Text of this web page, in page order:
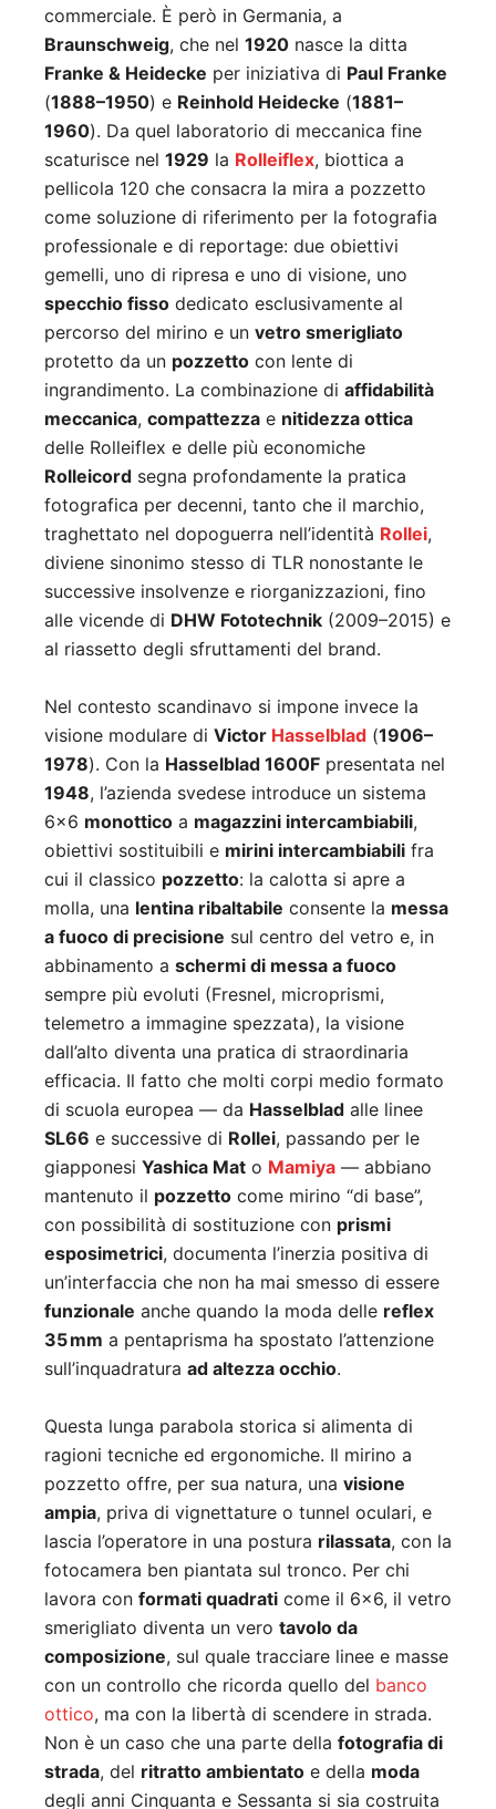
commerciale. È però in Germania, a
Braunschweig, che nel 1920 nasce la ditta
Franke & Heidecke per iniziativa di Paul Franke
(1888–1950) e Reinhold Heidecke (1881–
1960). Da quel laboratorio di meccanica fine
scaturisce nel 1929 la Rolleiflex, biottica a
pellicola 120 che consacra la mira a pozzetto
come soluzione di riferimento per la fotografia
professionale e di reportage: due obiettivi
gemelli, uno di ripresa e uno di visione, uno
specchio fisso dedicato esclusivamente al
percorso del mirino e un vetro smerigliato
protetto da un pozzetto con lente di
ingrandimento. La combinazione di affidabilità
meccanica, compattezza e nitidezza ottica
delle Rolleiflex e delle più economiche
Rolleicord segna profondamente la pratica
fotografica per decenni, tanto che il marchio,
traghettato nel dopoguerra nell’identità Rollei,
diviene sinonimo stesso di TLR nonostante le
successive insolvenze e riorganizzazioni, fino
alle vicende di DHW Fototechnik (2009–2015) e
al riassetto degli sfruttamenti del brand.
Nel contesto scandinavo si impone invece la
visione modulare di Victor Hasselblad (1906–
1978). Con la Hasselblad 1600F presentata nel
1948, l’azienda svedese introduce un sistema
6×6 monottico a magazzini intercambiabili,
obiettivi sostituibili e mirini intercambiabili fra
cui il classico pozzetto: la calotta si apre a
molla, una lentina ribaltabile consente la messa
a fuoco di precisione sul centro del vetro e, in
abbinamento a schermi di messa a fuoco
sempre più evoluti (Fresnel, microprismi,
telemetro a immagine spezzata), la visione
dall’alto diventa una pratica di straordinaria
efficacia. Il fatto che molti corpi medio formato
di scuola europea — da Hasselblad alle linee
SL66 e successive di Rollei, passando per le
giapponesi Yashica Mat o Mamiya — abbiano
mantenuto il pozzetto come mirino “di base”,
con possibilità di sostituzione con prismi
esposimetrici, documenta l’inerzia positiva di
un’interfaccia che non ha mai smesso di essere
funzionale anche quando la moda delle reflex
35 mm a pentaprisma ha spostato l’attenzione
sull’inquadratura ad altezza occhio.
Questa lunga parabola storica si alimenta di
ragioni tecniche ed ergonomiche. Il mirino a
pozzetto offre, per sua natura, una visione
ampia, priva di vignettature o tunnel oculari, e
lascia l’operatore in una postura rilassata, con la
fotocamera ben piantata sul tronco. Per chi
lavora con formati quadrati come il 6×6, il vetro
smerigliato diventa un vero tavolo da
composizione, sul quale tracciare linee e masse
con un controllo che ricorda quello del banco
ottico, ma con la libertà di scendere in strada.
Non è un caso che una parte della fotografia di
strada, del ritratto ambientato e della moda
degli anni Cinquanta e Sessanta si sia costruita